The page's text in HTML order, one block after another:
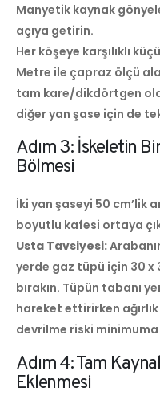
Manyetik kaynak
açıya getirin.
Her köşeye karşılıklı
Metre ile çapraz ölçü
tam kare/dikdörtgen
diğer yan şase için de
Adım 3: İskeletin
Bölmesi
İki yan şaseyi 50 cm’lik
boyutlu kafesi ortaya
Usta Tavsiyesi:
yerde gaz tüpü için 30 x
bırakın. Tüpün tabanı
hareket ettirirken
devrilme riski minimuma
Adım 4: Tam
Eklenmesi